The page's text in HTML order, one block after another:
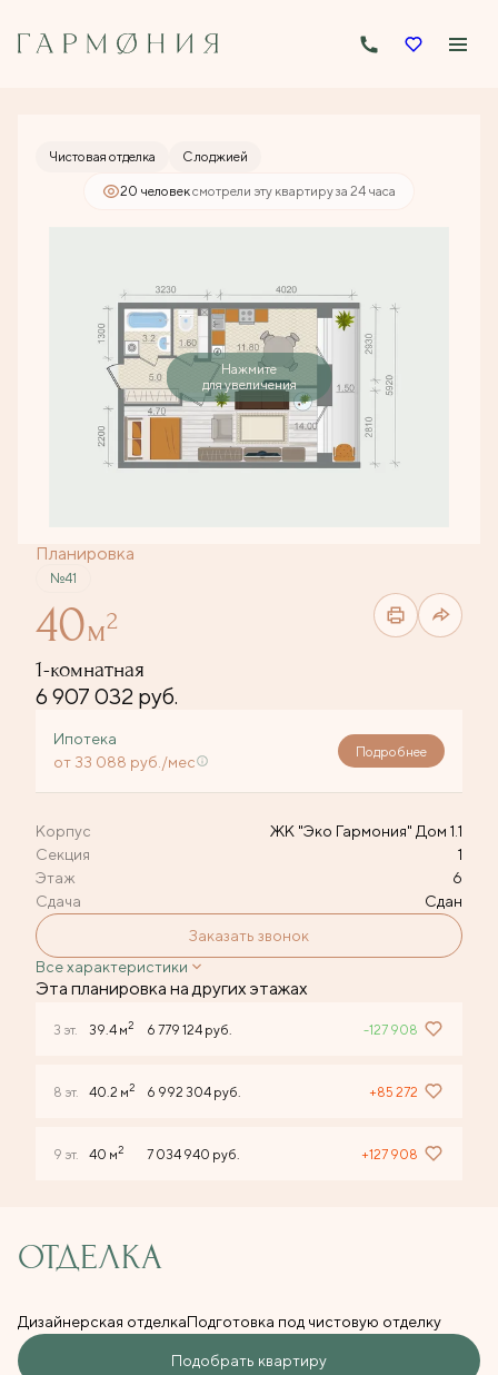
1-комнатная40 м 2
6 907 032 руб.
Чистовая отделка С лоджией
20 человексмотрели эту квартиру за 24 часа
Нажмите
для увеличения
Планировка
№41
40м2
1-комнатная
6 907 032 руб.
Ипотека
от 33 088 руб./мес
Подробнее
Корпус
ЖК "Эко Гармония" Дом 1.1
Секция
1
Этаж
6
Сдача
Сдан
Заказать звонок
Все характеристики
Эта планировка на других этажах
3 эт. 39.4 м2 6 779 124 руб. -127 908
8 эт. 40.2 м2 6 992 304 руб. +85 272
9 эт. 40 м2 7 034 940 руб. +127 908
ОТДЕЛКА
Дизайнерская отделкаПодготовка под чистовую отделку
Подобрать квартиру